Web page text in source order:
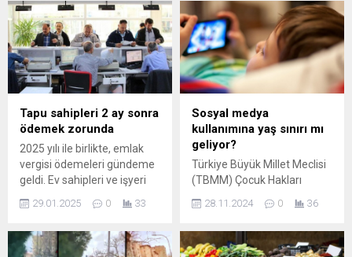
hizmetlerine etkileri
hakkında detaylı bilgi edinin.
gösteriyor.
Tapu sahipleri 2 ay sonra
ödemek zorunda
2025 yılı ile birlikte, emlak
vergisi ödemeleri gündeme
geldi. Ev sahipleri ve işyeri
çevre temizlik vergilerini
yapmaya başladı. İşte 2025
29.01.2025 0 33
Sosyal medya
kullanımına yaş sınırı mı
geliyor?
Türkiye Büyük Millet Meclisi
(TBMM) Çocuk Hakları
çocukların sosyal medya
yeni düzenleme üzerinde
28.11.2024 0 36